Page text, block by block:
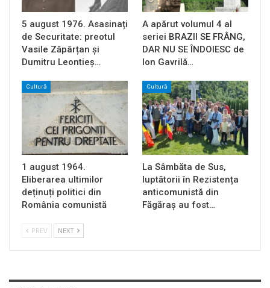
5 august 1976. Asasinați
de Securitate: preotul
Vasile Zăpârțan și
Dumitru Leontieș…
A apărut volumul 4 al
seriei BRAZII SE FRÂNG,
DAR NU SE ÎNDOIESC de
Ion Gavrilă…
Cultură
1 august 1964.
Eliberarea ultimilor
deținuți politici din
România comunistă
Cultură
La Sâmbăta de Sus,
luptătorii în Rezistența
anticomunistă din
Făgăraș au fost…
PREV NEXT